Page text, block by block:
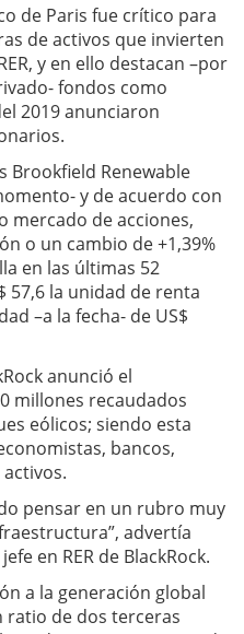
de Paris fue crítico para
de activos que invierten
y en ello destacan –por
fondos como
2019 anunciaron
Brookfield Renewable
y de acuerdo con
mercado de acciones,
o un cambio de +1,39%
en las últimas 52
57,6 la unidad de renta
–a la fecha- de US$
anunció el
millones recaudados
eólicos; siendo esta
bancos,
pensar en un rubro muy
advertía
en RER de BlackRock.
a la generación global
ratio de dos terceras